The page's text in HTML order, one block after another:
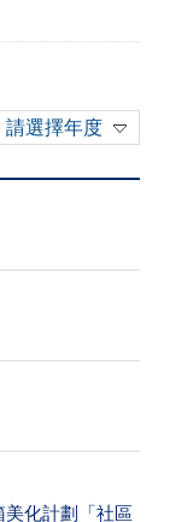
請選擇年度
美化計劃「社區